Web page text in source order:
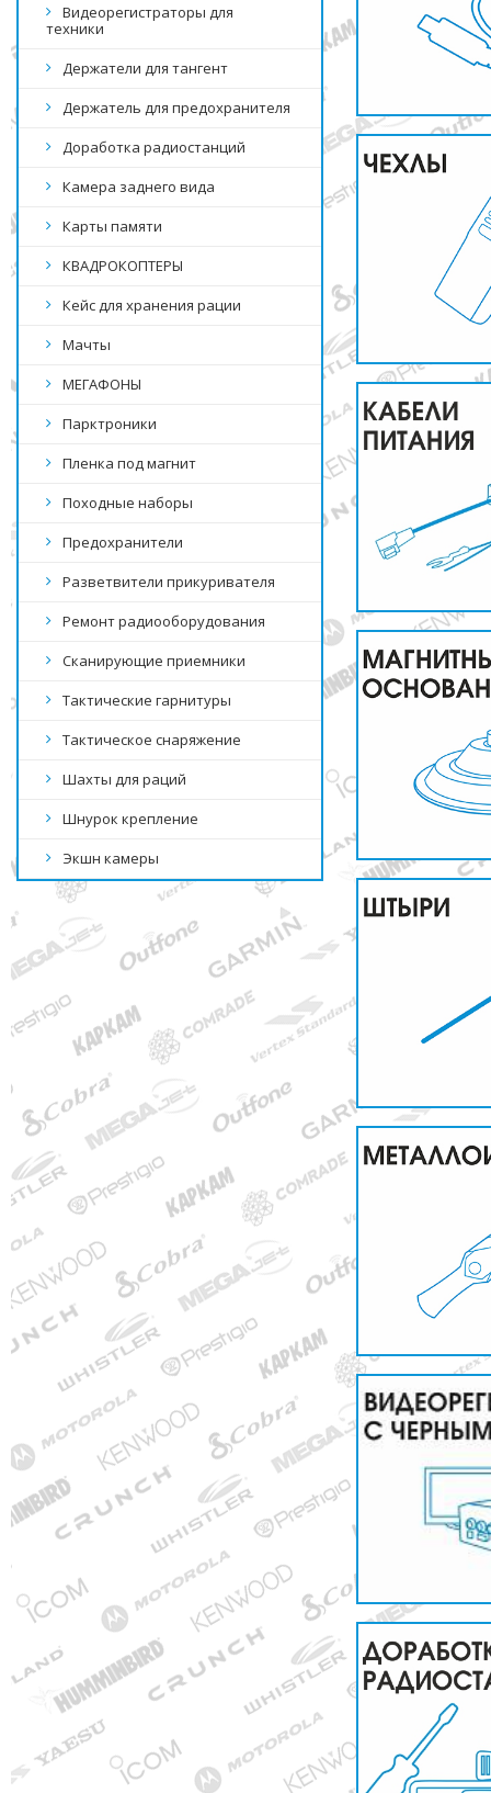
Видеорегистраторы для
техники
Держатели для тангент
Держатель для предохранителя
Доработка радиостанций
Камера заднего вида
Карты памяти
КВАДРОКОПТЕРЫ
Кейс для хранения рации
Мачты
МЕГАФОНЫ
Парктроники
Пленка под магнит
Походные наборы
Предохранители
Разветвители прикуривателя
Ремонт радиооборудования
Сканирующие приемники
Тактические гарнитуры
Тактическое снаряжение
Шахты для раций
Шнурок крепление
Экшн камеры